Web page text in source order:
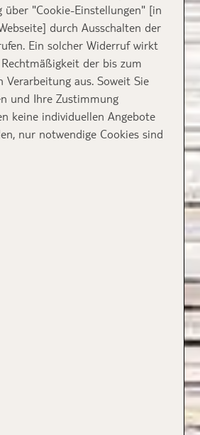
über "Cookie-Einstellungen" [in
durch Ausschalten der
Ein solcher Widerruf wirkt
der bis zum
Verarbeitung aus. Soweit Sie
und Ihre Zustimmung
keine individuellen Angebote
nur notwendige Cookies sind